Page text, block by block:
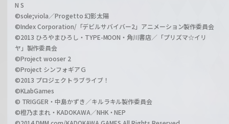
N S
©sole;viola／Progetto 幻影太陽
©Index Corporation/「デビルサバイバー2」アニメーション製作委員会
©2013 ひろやまひろし・TYPE-MOON・角川書店／「プリズマ☆イリ
ヤ」製作委員会
©Project wooser 2
©Project シンフォギアＧ
©2013 プロジェクトラブライブ！
©KLabGames
© TRIGGER・中島かずき／キルラキル製作委員会
©橙乃ままれ・KADOKAWA／NHK・NEP